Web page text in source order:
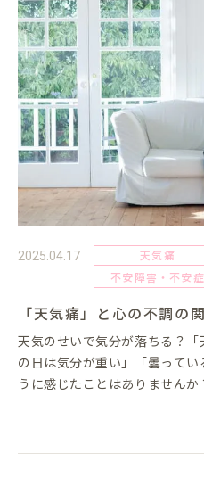
2025.04.17 天気痛
不安障害・不安症
「天気痛」と心の不調の
天気のせいで気分が落ちる？
の日は気分が重い」「曇って
うに感じたことはありません
には、深い関係があります。